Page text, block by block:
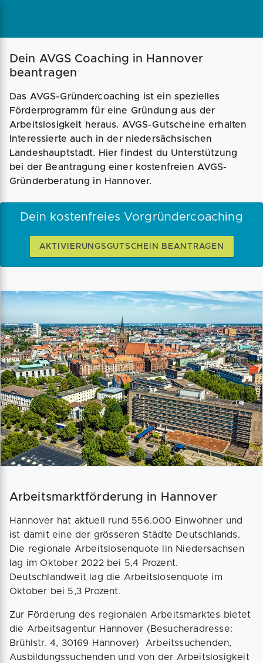
Magazin Businessplan Fördermittel
Dein AVGS Coaching in Hannover
beantragen
Das AVGS-Gründercoaching ist ein spezielles
Förderprogramm für eine Gründung aus der
Arbeitslosigkeit heraus. AVGS-Gutscheine erhalten
Interessierte auch in der niedersächsischen
Landeshauptstadt. Hier findest du Unterstützung
bei der Beantragung einer kostenfreien AVGS-
Gründerberatung in Hannover.
Dein kostenfreies Vorgründercoaching
AKTIVIERUNGSGUTSCHEIN BEANTRAGEN
Arbeitsmarktförderung in Hannover
Hannover hat aktuell rund 556.000 Einwohner und
ist damit eine der grösseren Städte Deutschlands.
Die regionale Arbeitslosenquote lin Niedersachsen
lag im Oktober 2022 bei 5,4 Prozent.
Deutschlandweit lag die Arbeitslosenquote im
Oktober bei 5,3 Prozent.
Zur Förderung des regionalen Arbeitsmarktes bietet
die Arbeitsagentur Hannover (Besucheradresse:
Brühlstr. 4, 30169 Hannover) Arbeitssuchenden,
Ausbildungssuchenden und von der Arbeitslosigkeit